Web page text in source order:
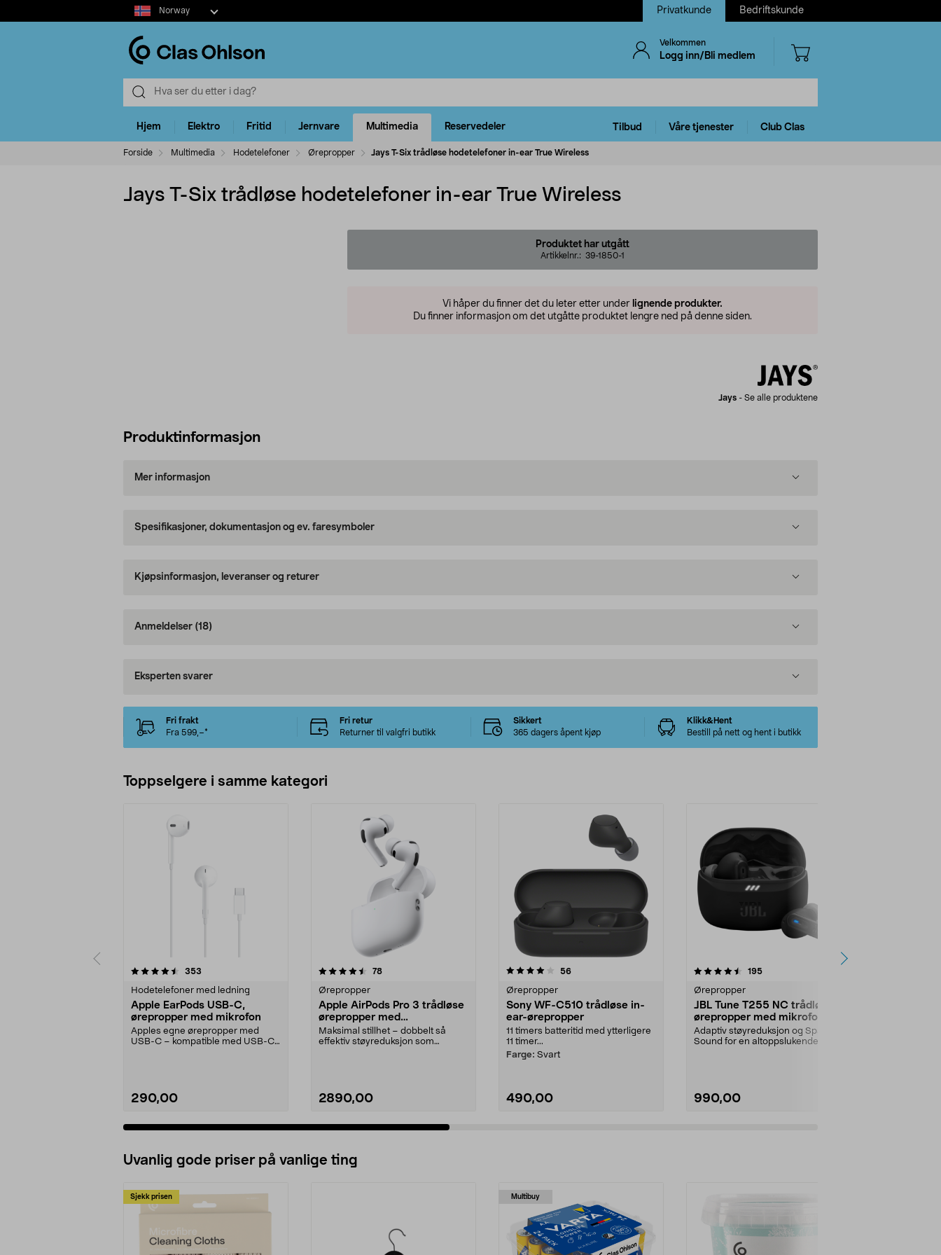
Select
market
Norway Privatkunde Bedriftskunde
Velkommen
Logg inn/Bli medlem
Hjem Elektro Fritid Jernvare Multimedia Reservedeler Tilbud Våre tjenester Club Clas
Forside Multimedia Hodetelefoner Ørepropper Jays T-Six trådløse hodetelefoner in-ear True Wireless
Jays T-Six trådløse hodetelefoner in-ear True Wireless
Produktet har utgått
Artikkelnr.: 39-1850-1
Vi håper du finner det du leter etter under lignende produkter.
Du finner informasjon om det utgåtte produktet lengre ned på denne siden.
Jays - Se alle produktene
Produktinformasjon
Mer informasjon
Spesifikasjoner, dokumentasjon og ev. faresymboler
Kjøpsinformasjon, leveranser og returer
Anmeldelser (18)
Eksperten svarer
Fri frakt
Fra 599,–*
Fri retur
Returner til valgfri butikk
Sikkert
365 dagers åpent kjøp
Klikk&Hent
Bestill på nett og hent i butikk
Toppselgere i samme kategori
353
Hodetelefoner med ledning
Apple EarPods USB-C,
ørepropper med mikrofon
Apples egne ørepropper med
USB-C – kompatible med USB-C-
290,00
4.5 av 5 stjerner 78anmeldelser
Ørepropper
Apple AirPods Pro 3 trådløse
ørepropper med
støyreduksjon
Maksimal stillhet – dobbelt så
effektiv støyreduksjon som
2890,00
4.0 av 5 stjerner 56anmeldelser
Ørepropper
Sony WF-C510 trådløse in-
ear-ørepropper
11 timers batteritid med ytterligere
11 timer...
Farge: Svart
490,00
4.5 av 5 stjerner 195anmeldelser
Ørepropper
JBL Tune T255 NC trådløse
ørepropper med mikrofon,
svart
Adaptiv støyreduksjon og Spatial
Sound for en altoppslukende
990,00
4.5 av 5 stjerner
Uvanlig gode priser på vanlige ting
Sjekk prisen Multibuy